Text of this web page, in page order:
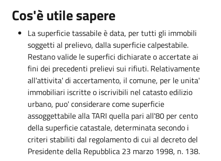
Cos'è utile sapere
La superficie tassabile è data, per tutti gli immobili
soggetti al prelievo, dalla superficie calpestabile.
Restano valide le superfici dichiarate o accertate ai
fini dei precedenti prelievi sui rifiuti. Relativamente
all'attivita' di accertamento, il comune, per le unita'
immobiliari iscritte o iscrivibili nel catasto edilizio
urbano, puo' considerare come superficie
assoggettabile alla TARI quella pari all'80 per cento
della superficie catastale, determinata secondo i
criteri stabiliti dal regolamento di cui al decreto del
Presidente della Repubblica 23 marzo 1998, n. 138.